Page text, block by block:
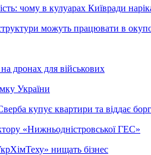
чому в кулуарах Київради
структури можуть працювати в
дронах для військових
України
купує квартири та віддає
«Нижньодністровської ГЕС»
нищать бізнес